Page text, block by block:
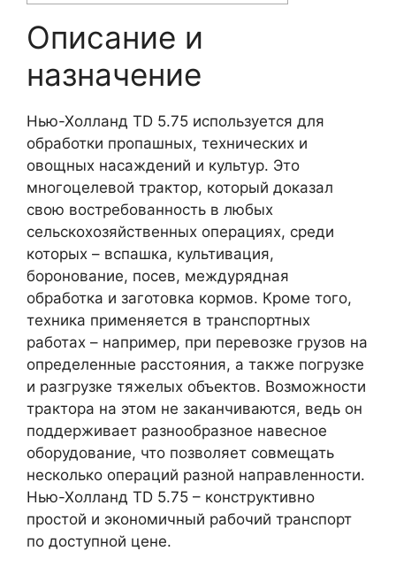
Описание и
назначение
Нью-Холланд TD 5.75 используется для
обработки пропашных, технических и
овощных насаждений и культур. Это
многоцелевой трактор, который доказал
свою востребованность в любых
сельскохозяйственных операциях, среди
которых – вспашка, культивация,
боронование, посев, междурядная
обработка и заготовка кормов. Кроме того,
техника применяется в транспортных
работах – например, при перевозке грузов на
определенные расстояния, а также погрузке
и разгрузке тяжелых объектов. Возможности
трактора на этом не заканчиваются, ведь он
поддерживает разнообразное навесное
оборудование, что позволяет совмещать
несколько операций разной направленности.
Нью-Холланд TD 5.75 – конструктивно
простой и экономичный рабочий транспорт
по доступной цене.